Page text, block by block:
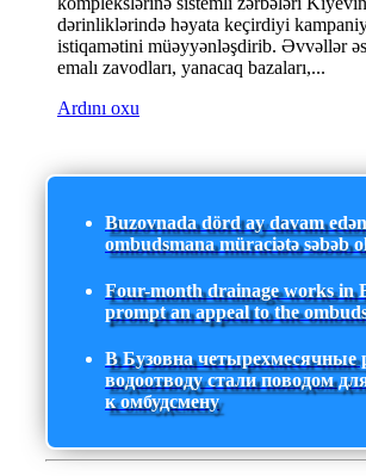
dərinliklərində həyata keçirdiyi
istiqamətini müəyyənləşdirib. Əvvəllər
emalı zavodları, yanacaq bazaları,...
Ardını oxu
Buzovnada dörd ay davam
ombudsmana müraciətə səbəb
Four-month drainage works in
prompt an appeal to the
В Бузовна четырехмесячные
водоотводу стали поводом
к омбудсмену